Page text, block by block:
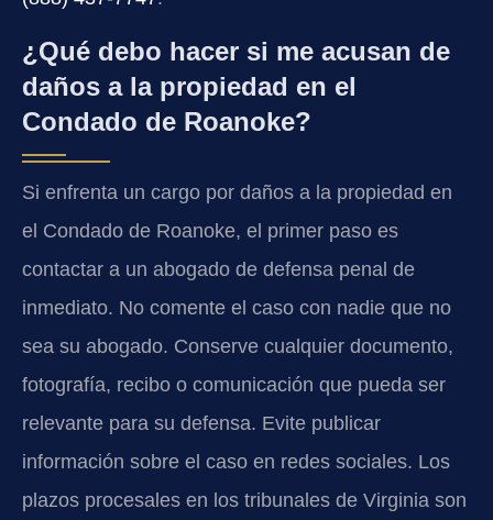
¿Qué debo hacer si me acusan de
daños a la propiedad en el
Condado de Roanoke?
Si enfrenta un cargo por daños a la propiedad en
el Condado de Roanoke, el primer paso es
contactar a un abogado de defensa penal de
inmediato. No comente el caso con nadie que no
sea su abogado. Conserve cualquier documento,
fotografía, recibo o comunicación que pueda ser
relevante para su defensa. Evite publicar
información sobre el caso en redes sociales. Los
plazos procesales en los tribunales de Virginia son